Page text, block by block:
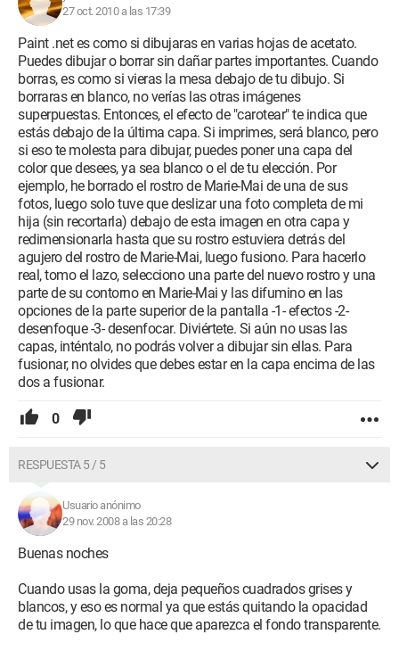
27 oct. 2010 a las 17:39
Paint .net es como si dibujaras en varias hojas de acetato.
Puedes dibujar o borrar sin dañar partes importantes. Cuando
borras, es como si vieras la mesa debajo de tu dibujo. Si
borraras en blanco, no verías las otras imágenes
superpuestas. Entonces, el efecto de "carotear" te indica que
estás debajo de la última capa. Si imprimes, será blanco, pero
si eso te molesta para dibujar, puedes poner una capa del
color que desees, ya sea blanco o el de tu elección. Por
ejemplo, he borrado el rostro de Marie-Mai de una de sus
fotos, luego solo tuve que deslizar una foto completa de mi
hija (sin recortarla) debajo de esta imagen en otra capa y
redimensionarla hasta que su rostro estuviera detrás del
agujero del rostro de Marie-Mai, luego fusiono. Para hacerlo
real, tomo el lazo, selecciono una parte del nuevo rostro y una
parte de su contorno en Marie-Mai y las difumino en las
opciones de la parte superior de la pantalla -1- efectos -2-
desenfoque -3- desenfocar. Diviértete. Si aún no usas las
capas, inténtalo, no podrás volver a dibujar sin ellas. Para
fusionar, no olvides que debes estar en la capa encima de las
dos a fusionar.
0
RESPUESTA 5 / 5
Usuario anónimo
29 nov. 2008 a las 20:28
Buenas noches
Cuando usas la goma, deja pequeños cuadrados grises y
blancos, y eso es normal ya que estás quitando la opacidad
de tu imagen, lo que hace que aparezca el fondo transparente.